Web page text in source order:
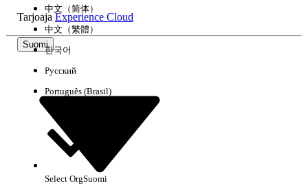
TarjoajaExperience Cloud
Suomi
中文（简体）
中文（繁體）
한국어
Русский
Português (Brasil)
Select OrgSuomi